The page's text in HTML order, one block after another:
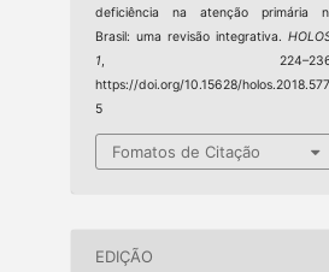
deficiência na atenção primária
Brasil: uma revisão integrativa.
1 ,
https://doi.org/10.15628/holos.2018.577
5
Fomatos de Citação
EDIÇÃO